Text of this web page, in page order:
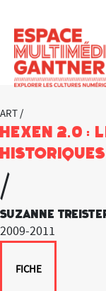
ART /
HEXEN 2.0
historiques
/
Suzanne
2009-2011
FICHE